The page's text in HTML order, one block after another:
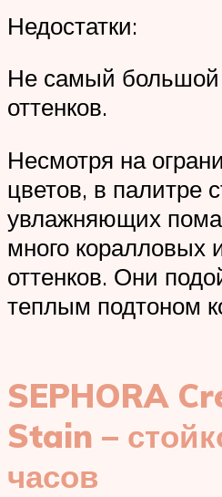
Недостатки:
Не самый
оттенков.
Несмотря на
цветов, в палитре
увлажняющих
много коралловых
оттенков. Они
теплым подтоном
SEPHORA
Stain –
часов